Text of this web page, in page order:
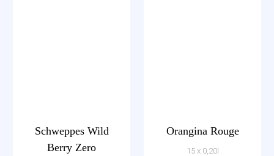
Schweppes Wild
Berry Zero
Orangina Rouge
15 x 0,20l